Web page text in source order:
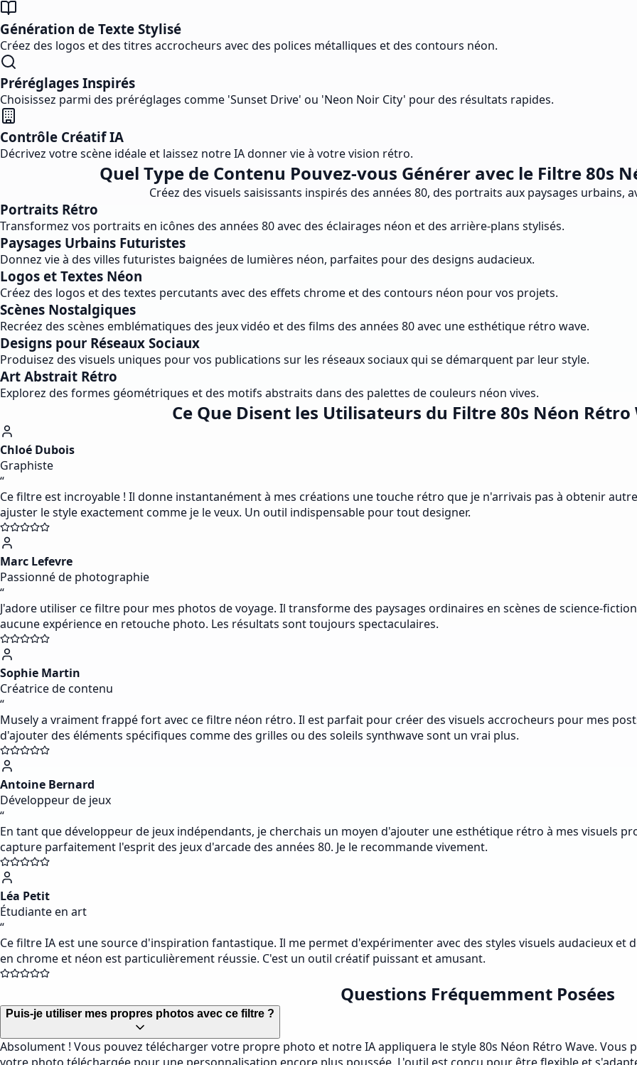
Génération de Texte Stylisé
Créez des logos et des titres accrocheurs avec des polices métalliques et des contours néon.
Préréglages Inspirés
Choisissez parmi des préréglages comme 'Sunset Drive' ou 'Neon Noir City' pour des résultats rapides.
Contrôle Créatif IA
Décrivez votre scène idéale et laissez notre IA donner vie à votre vision rétro.
Quel Type de Contenu Pouvez-vous Générer avec le Filtre 80s
Créez des visuels saisissants inspirés des années 80, des portraits aux paysages urbains,
Portraits Rétro
Transformez vos portraits en icônes des années 80 avec des éclairages néon et des arrière-plans stylisés.
Paysages Urbains Futuristes
Donnez vie à des villes futuristes baignées de lumières néon, parfaites pour des designs audacieux.
Logos et Textes Néon
Créez des logos et des textes percutants avec des effets chrome et des contours néon pour vos projets.
Scènes Nostalgiques
Recréez des scènes emblématiques des jeux vidéo et des films des années 80 avec une esthétique rétro wave.
Designs pour Réseaux Sociaux
Produisez des visuels uniques pour vos publications sur les réseaux sociaux qui se démarquent par leur style.
Art Abstrait Rétro
Explorez des formes géométriques et des motifs abstraits dans des palettes de couleurs néon vives.
Ce Que Disent les Utilisateurs du Filtre 80s Néon Rétro
Chloé Dubois
Graphiste
“
Ce filtre est incroyable ! Il donne instantanément à mes créations une touche rétro que je n'arrivais pas à obtenir
ajuster le style exactement comme je le veux. Un outil indispensable pour tout designer.
Marc Lefevre
Passionné de photographie
“
J'adore utiliser ce filtre pour mes photos de voyage. Il transforme des paysages ordinaires en scènes de science-
aucune expérience en retouche photo. Les résultats sont toujours spectaculaires.
Sophie Martin
Créatrice de contenu
“
Musely a vraiment frappé fort avec ce filtre néon rétro. Il est parfait pour créer des visuels accrocheurs pour mes
d'ajouter des éléments spécifiques comme des grilles ou des soleils synthwave sont un vrai plus.
Antoine Bernard
Développeur de jeux
“
En tant que développeur de jeux indépendants, je cherchais un moyen d'ajouter une esthétique rétro à mes visuels
capture parfaitement l'esprit des jeux d'arcade des années 80. Je le recommande vivement.
Léa Petit
Étudiante en art
“
Ce filtre IA est une source d'inspiration fantastique. Il me permet d'expérimenter avec des styles visuels audacieux
en chrome et néon est particulièrement réussie. C'est un outil créatif puissant et amusant.
Questions Fréquemment Posées
Puis-je utiliser mes propres photos avec ce filtre ?
Absolument ! Vous pouvez télécharger votre propre photo et notre IA appliquera le style 80s Néon Rétro Wave.